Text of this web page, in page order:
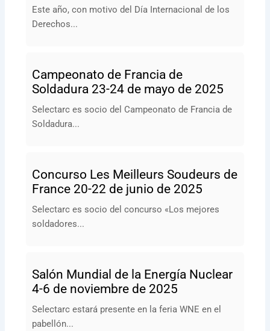
Este año, con motivo del Día Internacional de los
Derechos...
Campeonato de Francia de
Soldadura 23-24 de mayo de 2025
Selectarc es socio del Campeonato de Francia de
Soldadura...
Concurso Les Meilleurs Soudeurs de
France 20-22 de junio de 2025
Selectarc es socio del concurso «Los mejores
soldadores...
Salón Mundial de la Energía Nuclear
4-6 de noviembre de 2025
Selectarc estará presente en la feria WNE en el
pabellón...